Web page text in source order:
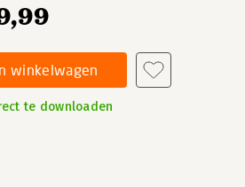
winkelwagen
te downloaden